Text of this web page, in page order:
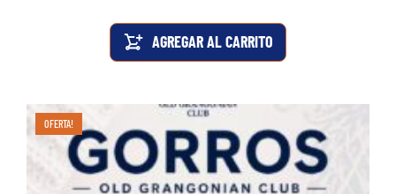
AGREGAR AL CARRITO
OFERTA!